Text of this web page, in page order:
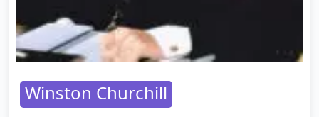
Winston Churchill